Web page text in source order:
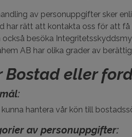
av personuppgifter sker
har rätt att kontakta oss för att
också besöka
AB har olika grader av
Bostad eller
kunna hantera vår kön till
av personuppgifter: